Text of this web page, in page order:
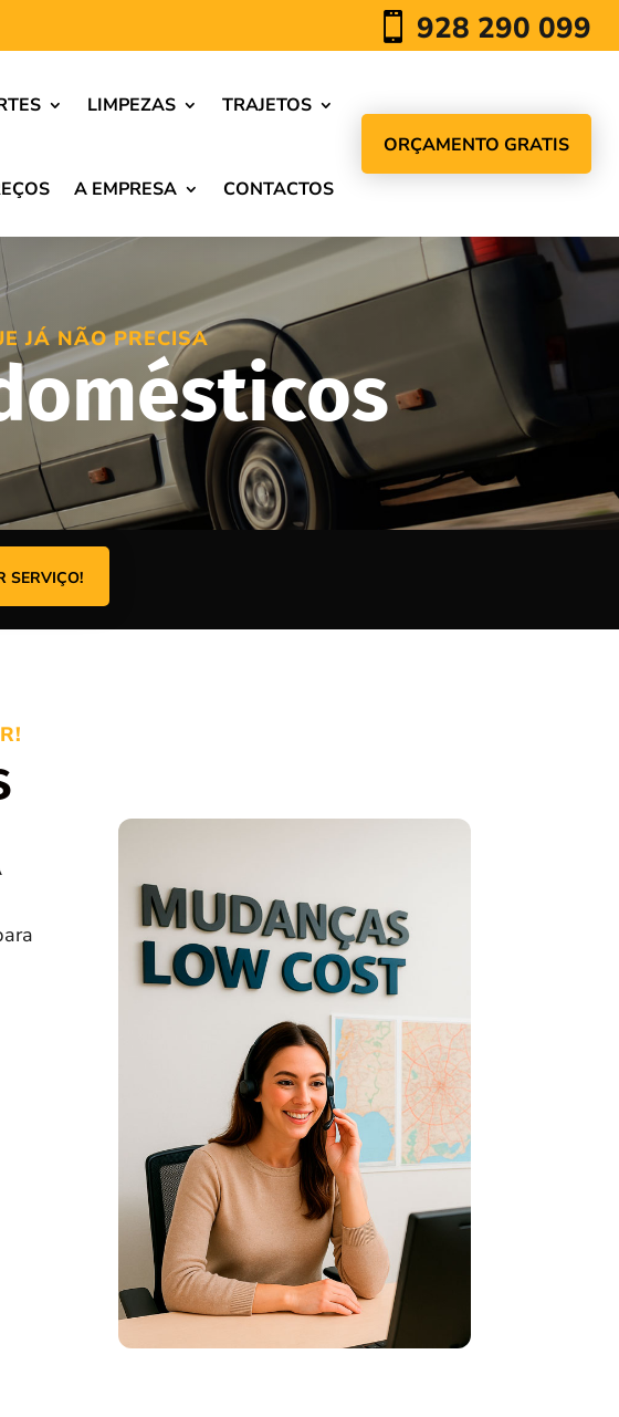
 928 290 099
LIMPEZAS TRAJETOS
A EMPRESA CONTACTOS
ORÇAMENTO GRATIS
JÁ NÃO PRECISA
SERVIÇO!